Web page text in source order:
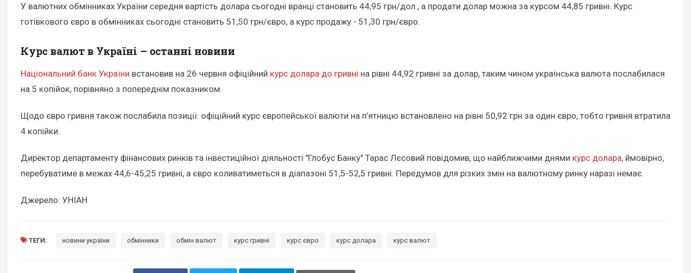
У валютних обмінниках України середня вартість долара сьогодні вранці становить 44,95 грн/дол., а продати долар можна за курсом 44,85 гривні. Курс
готівкового євро в обмінниках сьогодні становить 51,50 грн/євро, а курс продажу - 51,30 грн/євро.
Курс валют в Україні – останні новини
Національний банк України встановив на 26 червня офіційний курс долара до гривні на рівні 44,92 гривні за долар, таким чином українська валюта послабилася
на 5 копійок, порівняно з попереднім показником.
Щодо євро гривня також послабила позиції: офіційний курс європейської валюти на п’ятницю встановлено на рівні 50,92 грн за один євро, тобто гривня втратила
4 копійки.
Директор департаменту фінансових ринків та інвестиційної діяльності "Глобус Банку" Тарас Лєсовий повідомив, що найближчими днями курс долара, ймовірно,
перебуватиме в межах 44,6-45,25 гривні, а євро коливатиметься в діапазоні 51,5-52,5 гривні. Передумов для різких змін на валютному ринку наразі немає.
Джерело: УНІАН
ТЕГИ: новини україни обмінники обмін валют курс гривні курс євро курс долара курс валют